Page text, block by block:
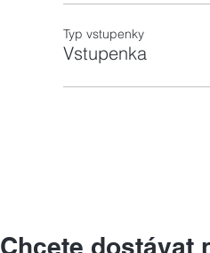
Typ vstupenky
Vstupenka
Chcete dostávat